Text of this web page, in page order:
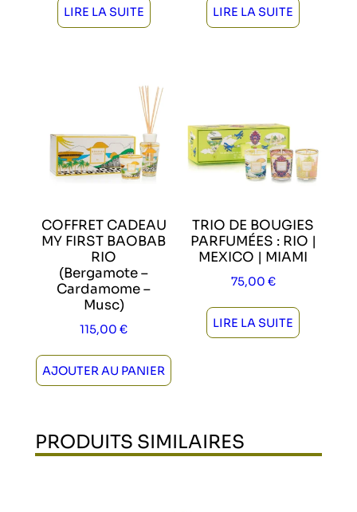
LIRE LA SUITE LIRE LA SUITE
COFFRET CADEAU
MY FIRST BAOBAB
RIO
(Bergamote –
Cardamome –
Musc)
115,00€
AJOUTER AU PANIER
TRIO DE BOUGIES
PARFUMÉES : RIO |
MEXICO | MIAMI
75,00 €
LIRE LA SUITE
PRODUITS SIMILAIRES